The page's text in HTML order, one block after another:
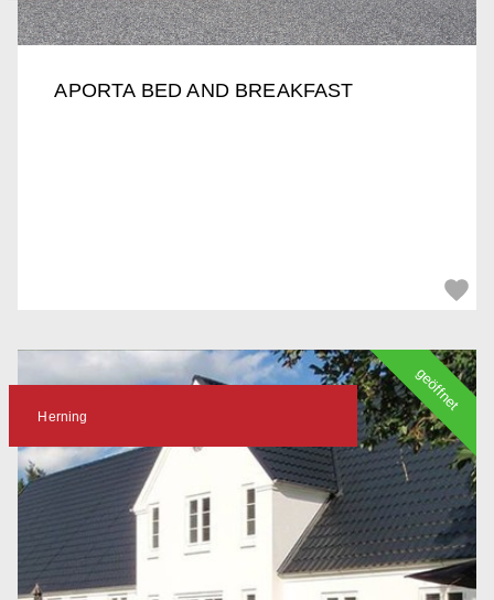
APORTA BED AND BREAKFAST
Herning
geöffnet